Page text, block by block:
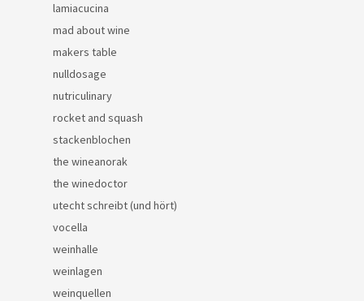
lamiacucina
mad about wine
makers table
nulldosage
nutriculinary
rocket and squash
stackenblochen
the wineanorak
the winedoctor
utecht schreibt (und hört)
vocella
weinhalle
weinlagen
weinquellen